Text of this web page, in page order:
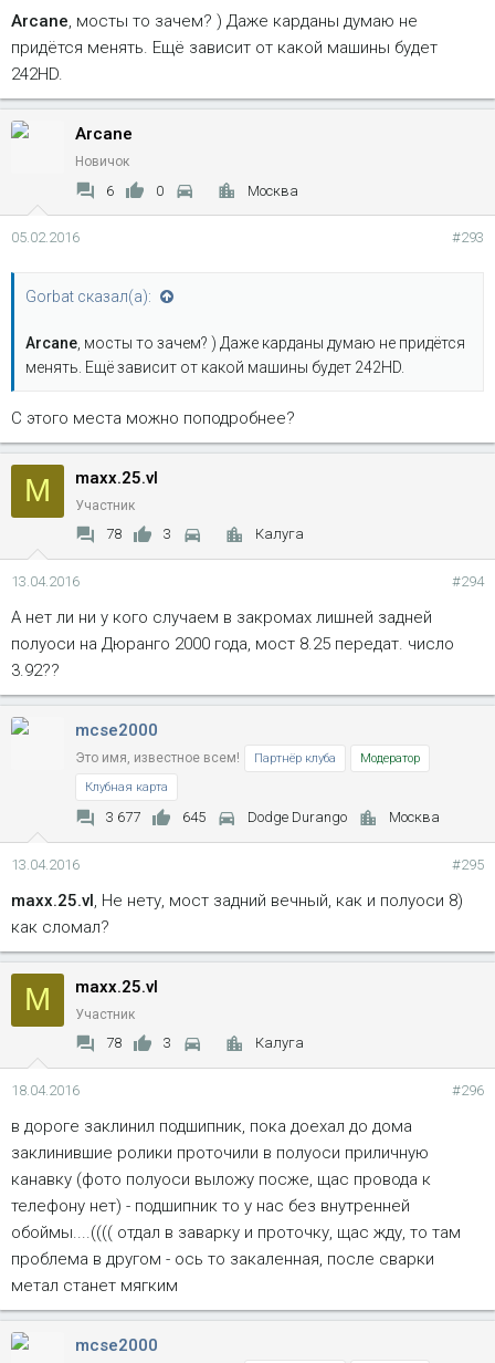
Arcane, мосты то зачем? ) Даже карданы думаю не
придётся менять. Ещё зависит от какой машины будет
242HD.
Arcane
Новичок
6 0 Москва
05.02.2016 #293
Gorbat сказал(а):
Arcane, мосты то зачем? ) Даже карданы думаю не придётся
менять. Ещё зависит от какой машины будет 242HD.
С этого места можно поподробнее?
M maxx.25.vl
Участник
78 3 Калуга
13.04.2016 #294
А нет ли ни у кого случаем в закромах лишней задней
полуоси на Дюранго 2000 года, мост 8.25 передат. число
3.92??
mcse2000
Это имя, известное всем! Партнёр клуба
Модератор
Клубная карта
3 677 645 Dodge Durango Москва
13.04.2016 #295
maxx.25.vl , Не нету, мост задний вечный, как и полуоси 8)
как сломал?
M maxx.25.vl
Участник
78 3 Калуга
18.04.2016 #296
в дороге заклинил подшипник, пока доехал до дома
заклинившие ролики проточили в полуоси приличную
канавку (фото полуоси выложу посже, щас провода к
телефону нет) - подшипник то у нас без внутренней
обоймы....(((( отдал в заварку и проточку, щас жду, то там
проблема в другом - ось то закаленная, после сварки
метал станет мягким
mcse2000